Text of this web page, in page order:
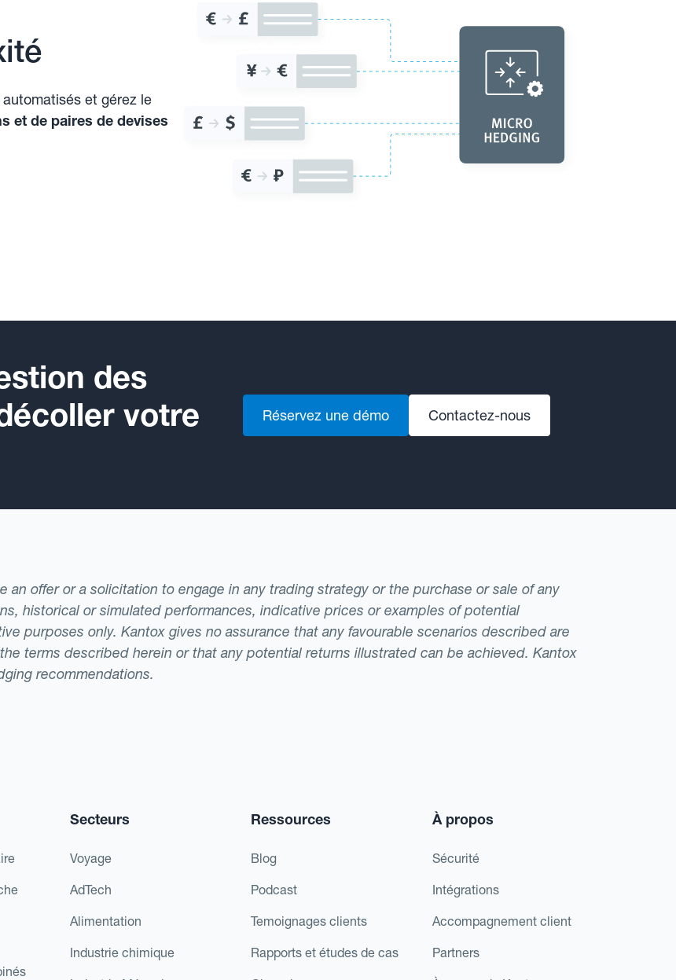
et gérez le
et de paires de devises
des
votre
Réservez une démo Contactez-nous
offer or a solicitation to engage in any trading strategy or the purchase or sale of any
historical or simulated performances, indicative prices or examples of potential
purposes only. Kantox gives no assurance that any favourable scenarios described are
terms described herein or that any potential returns illustrated can be achieved. Kantox
recommendations.
Secteurs
Voyage
AdTech
Alimentation
Industrie chimique
Ressources
Blog
Podcast
Temoignages clients
Rapports et études de cas
À propos
Sécurité
Intégrations
Accompagnement client
Partners